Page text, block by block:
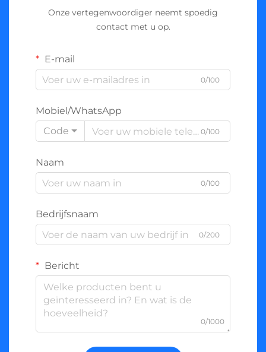
Onze vertegenwoordiger neemt spoedig
contact met u op.
E-mail
0/100
Mobiel/WhatsApp
Code
0/100
Naam
0/100
Bedrijfsnaam
0/200
Bericht
0/1000